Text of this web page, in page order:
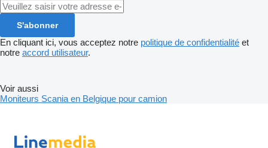
S'abonner
En cliquant ici, vous acceptez notre politique de confidentialité et
notre accord utilisateur.
Voir aussi
Moniteurs Scania en Belgique pour camion